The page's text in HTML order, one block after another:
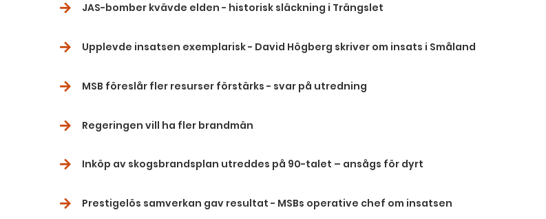
JAS-bomber kvävde elden - historisk släckning i Trängslet
Upplevde insatsen exemplarisk - David Högberg skriver om insats i Småland
MSB föreslår fler resurser förstärks - svar på utredning
Regeringen vill ha fler brandmän
Inköp av skogsbrandsplan utreddes på 90-talet – ansågs för dyrt
Prestigelös samverkan gav resultat - MSBs operative chef om insatsen